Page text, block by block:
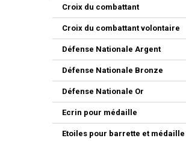
Croix du combattant
Croix du combattant volontaire
Défense Nationale Argent
Défense Nationale Bronze
Défense Nationale Or
Ecrin pour médaille
Etoiles pour barrette et médaille